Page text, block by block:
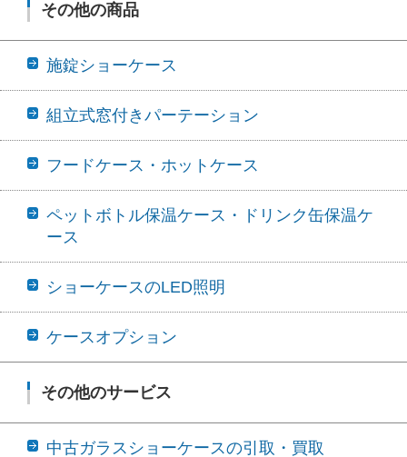
その他の商品
施錠ショーケース
組立式窓付きパーテーション
フードケース・ホットケース
ペットボトル保温ケース・ドリンク缶保温ケ
ース
ショーケースのLED照明
ケースオプション
その他のサービス
中古ガラスショーケースの引取・買取